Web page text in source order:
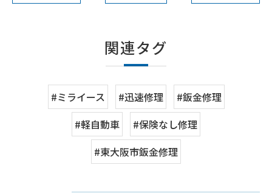
関連タグ
#ミライース #迅速修理
#鈑金修理
#軽自動車
#保険なし修理
#東大阪市鈑金修理